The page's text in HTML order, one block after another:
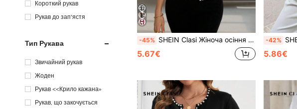
Короткий рукав
Рукав до зап'ястя
Тип Рукава
Звичайний рукав
Жоден
Рукав <<Крило кажана»
Рукав, що закочується
-45% SHEIN Clasi Жіноча осіння куртка з відкритими рукавами та чорно-білим геометричним принтом
5.67€
-42% SHEIN Clasi
5.86€